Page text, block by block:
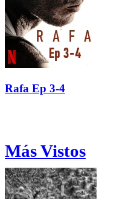
Rafa Ep 3-4
Más Vistos